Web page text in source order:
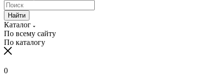
Найти
Каталог
По всему сайту
По каталогу
0